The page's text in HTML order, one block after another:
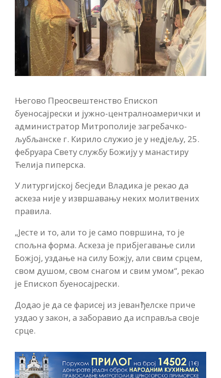
Његово Преосвештенство Епископ
буеносајрески и јужно-централноамерички и
администратор Митрополије загребачко-
љубљанске г. Кирило служио је у недјељу, 25.
фебруара Свету службу Божију у манастиру
Ћелија пиперска.
У литургијској бесједи Владика је рекао да
аскеза није у извршавању неких молитвених
правила.
„Јесте и то, али то је само површина, то је
спољна форма. Аскеза је прибјегавање сили
Божјој, уздање на силу Божју, али свим срцем,
свом душом, свом снагом и свим умом“, рекао
је Епископ буеносајрески.
Додао је да се фарисеј из јеванђелске приче
уздао у закон, а заборавио да исправља своје
срце.